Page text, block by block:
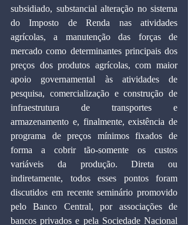
subsidiado, substancial alteração no sistema
do Imposto de Renda nas atividades
agrícolas, a manutenção das forças de
mercado como determinantes principais dos
preços dos produtos agrícolas, com maior
apoio governamental às atividades de
pesquisa, comercialização e construção de
infraestrutura de transportes e
armazenamento e, finalmente, existência de
programa de preços mínimos fixados de
forma a cobrir tão-somente os custos
variáveis da produção. Direta ou
indiretamente, todos esses pontos foram
discutidos em recente seminário promovido
pelo Banco Central, por associações de
bancos privados e pela Sociedade Nacional